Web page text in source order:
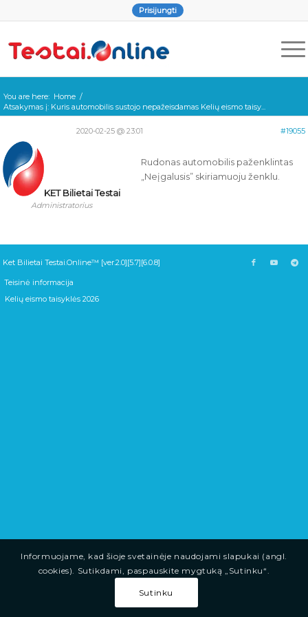
Prisijungti
You are here: Home /
Atsakymas į: Kuris automobilis sustojo nepažeisdamas Kelių eismo taisy...
2020-02-25 @ 23:01 #19055
KET Bilietai Testai
Administratorius
Rudonas automobilis paženklintas
„Neįgalusis” skiriamuoju ženklu.
Ket Bilietai Testai.Online™ [ver.2.0][5.7][6.0.8]
Teisinė informacija
Kelių eismo taisyklės 2026
Informuojame, kad šioje svetainėje naudojami slapukai (angl.
cookies). Sutikdami, paspauskite mygtuką „Sutinku“.
Sutinku